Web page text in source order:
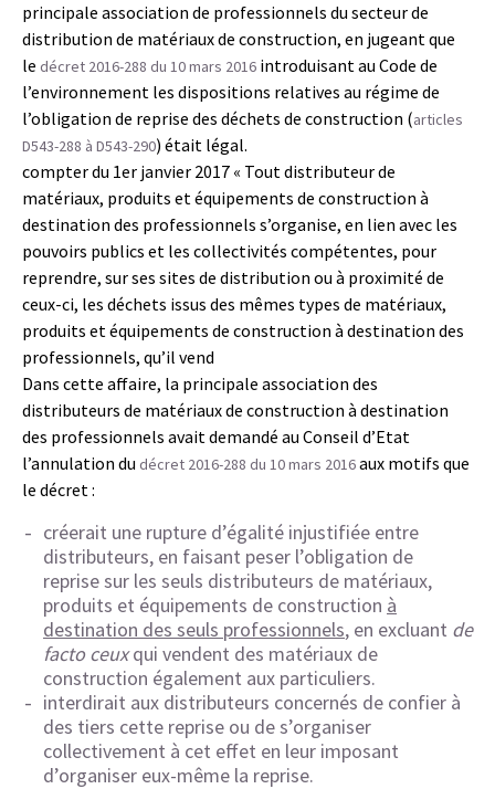
principale association de professionnels du secteur de
distribution de matériaux de construction, en jugeant que
le décret 2016-288 du 10 mars 2016 introduisant au Code de
l’environnement les dispositions relatives au régime de
l’obligation de reprise des déchets de construction (articles
D543-288 à D543-290) était légal.
compter du 1er janvier 2017 « Tout distributeur de
matériaux, produits et équipements de construction à
destination des professionnels s’organise, en lien avec les
pouvoirs publics et les collectivités compétentes, pour
reprendre, sur ses sites de distribution ou à proximité de
ceux-ci, les déchets issus des mêmes types de matériaux,
produits et équipements de construction à destination des
professionnels, qu’il vend
Dans cette affaire, la principale association des
distributeurs de matériaux de construction à destination
des professionnels avait demandé au Conseil d’Etat
l’annulation du décret 2016-288 du 10 mars 2016aux motifs que
le décret :
créerait une rupture d’égalité injustifiée entre
distributeurs, en faisant peser l’obligation de
reprise sur les seuls distributeurs de matériaux,
produits et équipements de construction à
destination des seuls professionnels, en excluant de
facto ceuxqui vendent des matériaux de
construction également aux particuliers.
interdirait aux distributeurs concernés de confier à
des tiers cette reprise ou de s’organiser
collectivement à cet effet en leur imposant
d’organiser eux-même la reprise.